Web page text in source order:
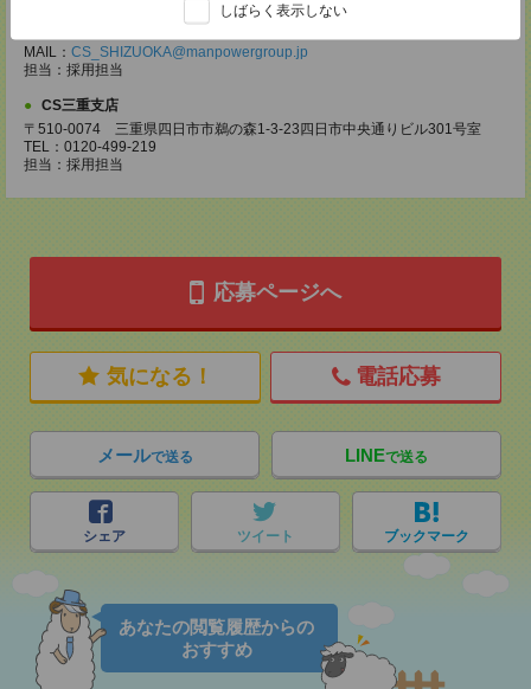
しばらく表示しない
静岡市駿河区南町18-1 サウスポット静岡 14F
MAIL： CS_SHIZUOKA@manpowergroup.jp
担当：採用担当
CS三重支店
〒510-0074 三重県四日市市鵜の森1-3-23四日市中央通りビル301号室
TEL：0120-499-219
担当：採用担当
応募ページへ
気になる！ 電話応募
メールで送る LINEで送る
シェア ツイート ブックマーク
あなたの閲覧履歴からの
おすすめ